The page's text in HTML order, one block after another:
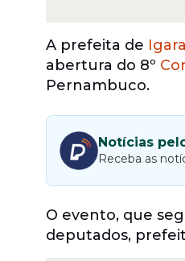
A prefeita de
abertura do 8º
Pernambuco.
Notícias
Receba as
O evento, que
deputados,